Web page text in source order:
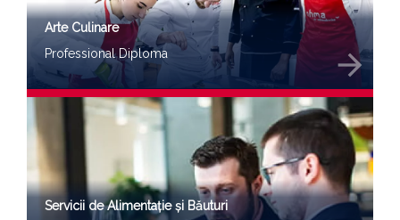
Arte Culinare
Professional Diploma
arrow_forward
Servicii de Alimentație și Băuturi